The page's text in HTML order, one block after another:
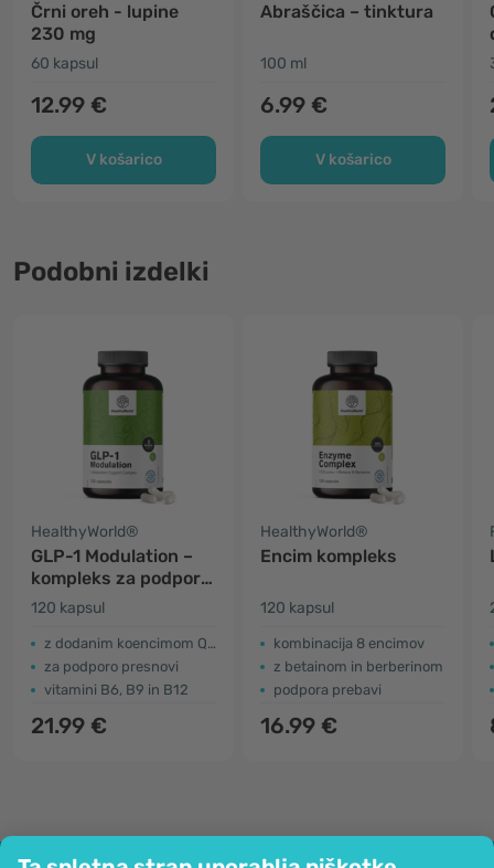
Črni oreh - lupine
230 mg
60 kapsul
12.99 €
V košarico
Abraščica – tinktura
100 ml
6.99 €
V košarico
Podobni izdelki
HealthyWorld®
GLP-1 Modulation –
kompleks za podporo
metabolizmu
120 kapsul
z dodanim koencimom Q10
za podporo presnovi
vitamini B6, B9 in B12
21.99 €
HealthyWorld®
Encim kompleks
120 kapsul
kombinacija 8 encimov
z betainom in berberinom
podpora prebavi
16.99 €